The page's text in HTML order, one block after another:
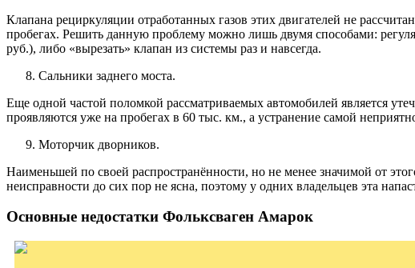
Клапана рециркуляции отработанных газов этих двигателей не
пробегах. Решить данную проблему можно лишь двумя способами:
руб.), либо «вырезать» клапан из системы раз и навсегда.
Сальники заднего моста.
Еще одной частой поломкой рассматриваемых автомобилей является
проявляются уже на пробегах в 60 тыс. км., а устранение самой
Моторчик дворников.
Наименьшей по своей распространённости, но не менее значимой от
неисправности до сих пор не ясна, поэтому у одних владельцев эта
Основные недостатки Фольксваген Амарок